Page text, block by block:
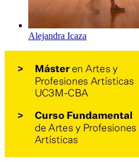
Alejandra Icaza